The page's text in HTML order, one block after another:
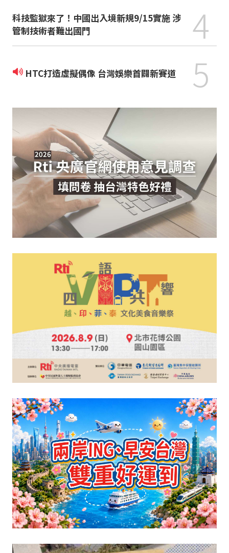
科技監獄來了！中國出入境新規9/15實施 涉
管制技術者難出國門
4
HTC打造虛擬偶像 台灣娛樂首闢新賽道 5